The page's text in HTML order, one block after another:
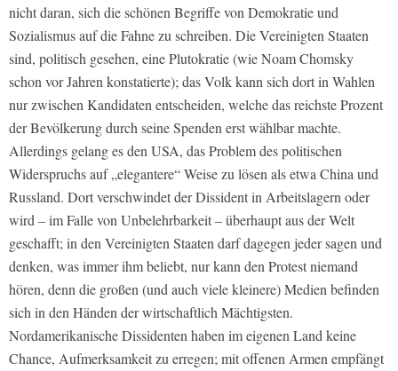
nicht daran, sich die schönen Begriffe von Demokratie und
Sozialismus auf die Fahne zu schreiben. Die Vereinigten Staaten
sind, politisch gesehen, eine Plutokratie (wie Noam Chomsky
schon vor Jahren konstatierte); das Volk kann sich dort in Wahlen
nur zwischen Kandidaten entscheiden, welche das reichste Prozent
der Bevölkerung durch seine Spenden erst wählbar machte.
Allerdings gelang es den USA, das Problem des politischen
Widerspruchs auf „elegantere“ Weise zu lösen als etwa China und
Russland. Dort verschwindet der Dissident in Arbeitslagern oder
wird – im Falle von Unbelehrbarkeit – überhaupt aus der Welt
geschafft; in den Vereinigten Staaten darf dagegen jeder sagen und
denken, was immer ihm beliebt, nur kann den Protest niemand
hören, denn die großen (und auch viele kleinere) Medien befinden
sich in den Händen der wirtschaftlich Mächtigsten.
Nordamerikanische Dissidenten haben im eigenen Land keine
Chance, Aufmerksamkeit zu erregen; mit offenen Armen empfängt